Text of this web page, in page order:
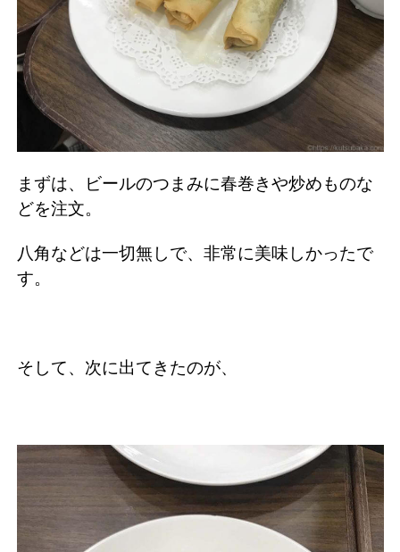
まずは、ビールのつまみに春巻きや炒めものな
どを注文。
八角などは一切無しで、非常に美味しかったで
す。
そして、次に出てきたのが、